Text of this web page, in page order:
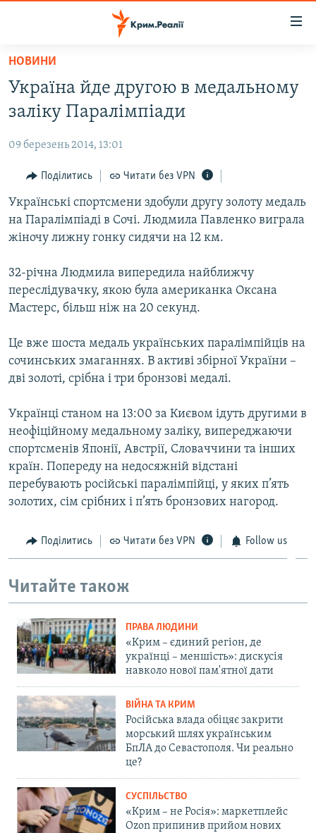
Перейти
основного
матеріалу
до
навігації
Перейти
до
пошуку
ВОДА.КРИМ
ВІДЕО ТА ФОТО
ПОЛІТИКА
БЛОГИ
ПОГЛЯД
ІНТЕРВ'Ю
СПЕЦПРОЕКТИ
ДЕПОРТАЦІЯ
УКРАЇНСЬКА ПРОБЛЕМА КРИМУ
ЯК ОБІЙТИ БЛОКУВАННЯ
Русский
Qırımtatar
Усі сайти RFE/RL
НОВИНИ
Україна йде другою в медальному
заліку Паралімпіади
09 березень 2014, 13:01
Поділитись Читати без VPN
Українські спортсмени здобули другу золоту медаль
на Паралімпіаді в Сочі. Людмила Павленко виграла
жіночу лижну гонку сидячи на 12 км.
32-річна Людмила випередила найближчу
переслідувачку, якою була американка Оксана
Мастерс, більш ніж на 20 секунд.
Це вже шоста медаль українських паралімпійців на
сочинських змаганнях. В активі збірної України –
дві золоті, срібна і три бронзові медалі.
Українці станом на 13:00 за Києвом ідуть другими в
неофіційному медальному заліку, випереджаючи
спортсменів Японії, Австрії, Словаччини та інших
країн. Попереду на недосяжній відстані
перебувають російські паралімпійці, у яких п’ять
золотих, сім срібних і п’ять бронзових нагород.
Поділитись Читати без VPN Follow us
Читайте також
ПРАВА ЛЮДИНИ
«Крим – єдиний регіон, де
українці – меншість»: дискусія
навколо нової пам'ятної дати
ВІЙНА ТА КРИМ
Російська влада обіцяє закрити
морський шлях українським
БпЛА до Севастополя. Чи реально
це?
СУСПІЛЬСТВО
«Крим – не Росія»: маркетплейс
Ozon припинив прийом нових